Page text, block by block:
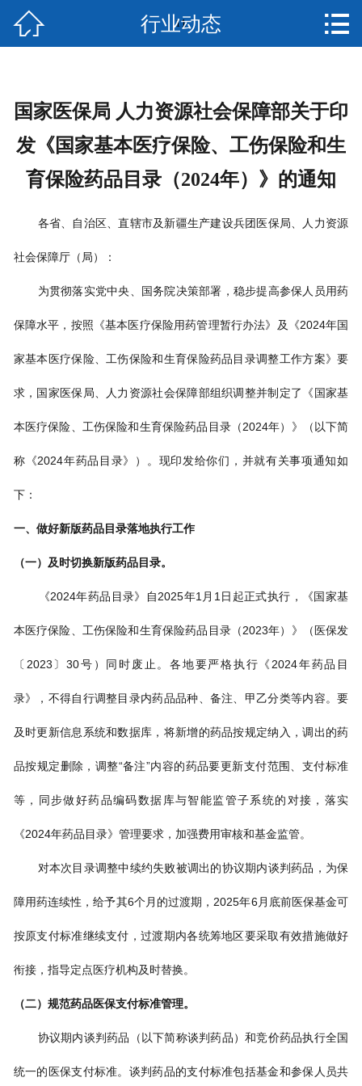
新闻资讯
产品中心
资质荣誉
人才招聘
 行业动态 
11
国家医保局 人力资源社会保障部关于印
发《国家基本医疗保险、工伤保险和生
育保险药品目录（2024年）》的通知
各省、自治区、直辖市及新疆生产建设兵团医保局、人力资源
社会保障厅（局）：
为贯彻落实党中央、国务院决策部署，稳步提高参保人员用药
保障水平，按照《基本医疗保险用药管理暂行办法》及《2024年国
家基本医疗保险、工伤保险和生育保险药品目录调整工作方案》要
求，国家医保局、人力资源社会保障部组织调整并制定了《国家基
本医疗保险、工伤保险和生育保险药品目录（2024年）》（以下简
称《2024年药品目录》）。现印发给你们，并就有关事项通知如
下：
一、做好新版药品目录落地执行工作
（一）及时切换新版药品目录。
《2024年药品目录》自2025年1月1日起正式执行，《国家基
本医疗保险、工伤保险和生育保险药品目录（2023年）》（医保发
〔2023〕30号）同时废止。各地要严格执行《2024年药品目
录》，不得自行调整目录内药品品种、备注、甲乙分类等内容。要
及时更新信息系统和数据库，将新增的药品按规定纳入，调出的药
品按规定删除，调整“备注”内容的药品要更新支付范围、支付标准
等，同步做好药品编码数据库与智能监管子系统的对接，落实
《2024年药品目录》管理要求，加强费用审核和基金监管。
对本次目录调整中续约失败被调出的协议期内谈判药品，为保
障用药连续性，给予其6个月的过渡期，2025年6月底前医保基金可
按原支付标准继续支付，过渡期内各统筹地区要采取有效措施做好
衔接，指导定点医疗机构及时替换。
（二）规范药品医保支付标准管理。
协议期内谈判药品（以下简称谈判药品）和竞价药品执行全国
统一的医保支付标准。谈判药品的支付标准包括基金和参保人员共